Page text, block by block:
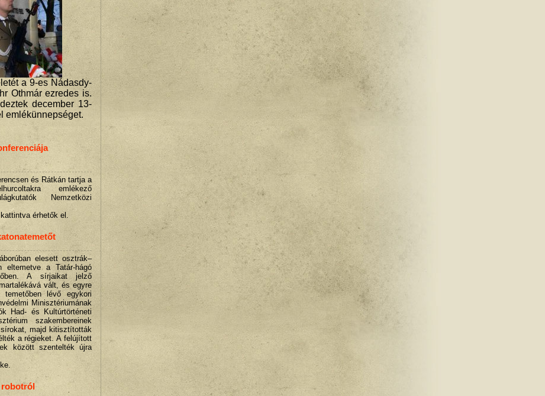
a 9-es Nádasdy-
Othmár ezredes is.
december 13-
emlékünnepséget.
és Rátkán tartja a
emlékező
Nemzetközi
érhetők el.
elesett osztrák–
eltemetve a Tatár-hágó
A sírjaikat jelző
vált, és egyre
lévő egykori
Minisztériumának
Had- és Kultúrtörténeti
szakembereinek
majd kitisztították
a régieket. A felújított
között szentelték újra
robotról